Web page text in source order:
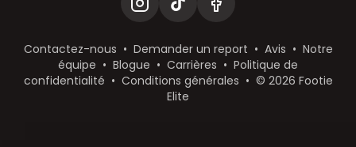
Contactez-nous • Demander un report • Avis • Notre
équipe • Blogue • Carrières • Politique de
confidentialité • Conditions générales • © 2026 Footie
Elite